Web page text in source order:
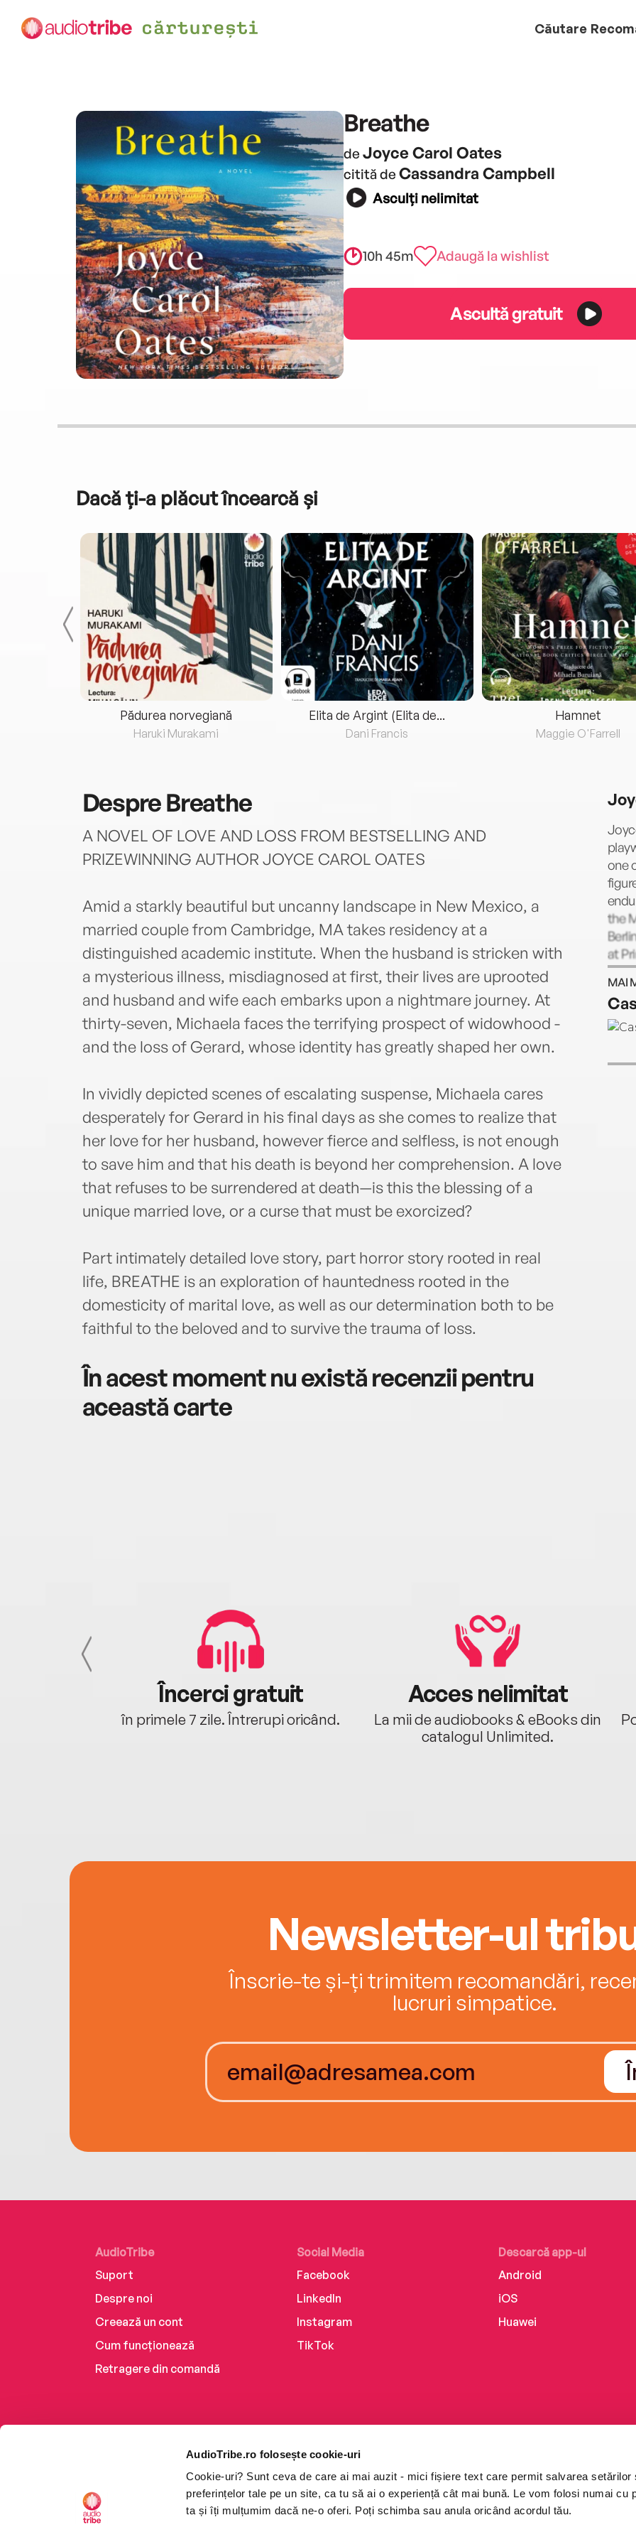
AudioTribe.ro folosește cookie-uri
Cookie-uri? Sunt ceva de care ai mai auzit - mici fișiere text care permit salvarea setărilor
preferințelor tale pe un site, ca tu să ai o experiență cât mai bună. Le vom folosi numai cu
ta și îți mulțumim dacă ne-o oferi. Poți schimba sau anula oricând acordul tău.
Căutare
Breathe
de Joyce Carol Oates
citită de Cassandra Campbell
Asculți nelimitat
10h 45m Adaugă la wishlist
Ascultă gratuit
Dacă ți-a plăcut încearcă și
Pădurea norvegiană
Haruki Murakami
Elita de Argint (Elita de...
Dani Francis
Hamnet
Maggie O'Farrell
DespreBreathe
A NOVEL OF LOVE AND LOSS FROM BESTSELLING AND
PRIZEWINNING AUTHOR JOYCE CAROL OATES
Amid a starkly beautiful but uncanny landscape in New Mexico, a
married couple from Cambridge, MA takes residency at a
distinguished academic institute. When the husband is stricken with
a mysterious illness, misdiagnosed at first, their lives are uprooted
and husband and wife each embarks upon a nightmare journey. At
thirty-seven, Michaela faces the terrifying prospect of widowhood -
and the loss of Gerard, whose identity has greatly shaped her own.
In vividly depicted scenes of escalating suspense, Michaela cares
desperately for Gerard in his final days as she comes to realize that
her love for her husband, however fierce and selfless, is not enough
to save him and that his death is beyond her comprehension. A love
that refuses to be surrendered at death—is this the blessing of a
unique married love, or a curse that must be exorcized?
Part intimately detailed love story, part horror story rooted in real
life, BREATHE is an exploration of hauntedness rooted in the
domesticity of marital love, as well as our determination both to be
faithful to the beloved and to survive the trauma of loss.
În acest moment nu există recenzii pentru
această carte
one
the
at
MAI
Încerci gratuit
în primele 7 zile. Întrerupi oricând.
Acces nelimitat
La mii de audiobooks & eBooks din
catalogul Unlimited.
Newsletter-ul
Înscrie-te și-ți trimitem recomandări,
lucruri simpatice.
AudioTribe
Suport
Despre noi
Creează un cont
Cum funcționează
Retragere din comandă
Social Media
Facebook
LinkedIn
Instagram
TikTok
Descarcă app-ul
Android
iOS
Huawei